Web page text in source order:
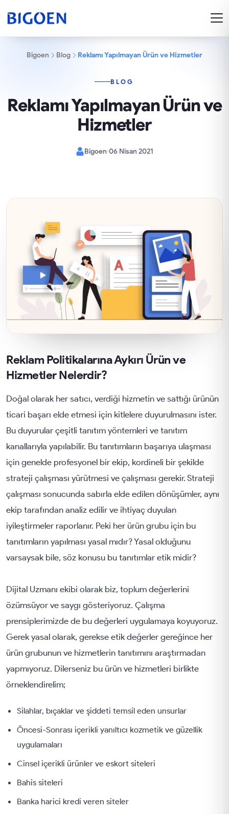
Bigoen Blog Reklamı Yapılmayan Ürün ve Hizmetler
BLOG
Reklamı Yapılmayan Ürün ve
Hizmetler
Bigoen 06 Nisan 2021
Reklam Politikalarına Aykırı Ürün ve
Hizmetler Nelerdir?
Doğal olarak her satıcı, verdiği hizmetin ve sattığı ürünün
ticari başarı elde etmesi için kitlelere duyurulmasını ister.
Bu duyurular çeşitli tanıtım yöntemleri ve tanıtım
kanallarıyla yapılabilir. Bu tanıtımların başarıya ulaşması
için genelde profesyonel bir ekip, kordineli bir şekilde
strateji çalışması yürütmesi ve çalışması gerekir. Strateji
çalışması sonucunda sabırla elde edilen dönüşümler, aynı
ekip tarafından analiz edilir ve ihtiyaç duyulan
iyileştirmeler raporlanır. Peki her ürün grubu için bu
tanıtımların yapılması yasal mıdır? Yasal olduğunu
varsaysak bile, söz konusu bu tanıtımlar etik midir?
Dijital Uzmanı ekibi olarak biz, toplum değerlerini
özümsüyor ve saygı gösteriyoruz. Çalışma
prensiplerimizde de bu değerleri uygulamaya koyuyoruz.
Gerek yasal olarak, gerekse etik değerler gereğince her
ürün grubunun ve hizmetlerin tanıtımını araştırmadan
yapmıyoruz. Dilerseniz bu ürün ve hizmetleri birlikte
örneklendirelim;
Silahlar, bıçaklar ve şiddeti temsil eden unsurlar
Öncesi-Sonrası içerikli yanıltıcı kozmetik ve güzellik
uygulamaları
Cinsel içerikli ürünler ve eskort siteleri
Bahis siteleri
Banka harici kredi veren siteler